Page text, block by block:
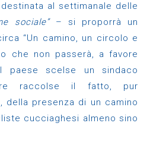
al settimanale delle
sociale”– si proporrà un
“Un camino, un circolo e
che non passerà, a favore
paese scelse un sindaco
raccolse il fatto, pur
della presenza di un camino
cucciaghesi almeno sino